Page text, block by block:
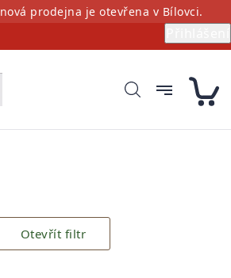
prodejna je otevřena v Bílovci.
Otevřít filtr